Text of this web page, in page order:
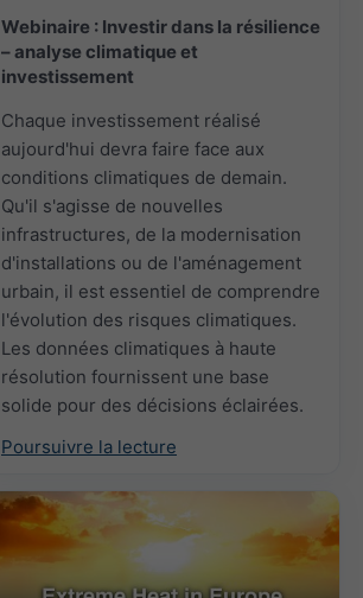
Webinaire : Investir dans la résilience
– analyse climatique et
investissement
Chaque investissement réalisé
aujourd'hui devra faire face aux
conditions climatiques de demain.
Qu'il s'agisse de nouvelles
infrastructures, de la modernisation
d'installations ou de l'aménagement
urbain, il est essentiel de comprendre
l'évolution des risques climatiques.
Les données climatiques à haute
résolution fournissent une base
solide pour des décisions éclairées.
Poursuivre la lecture